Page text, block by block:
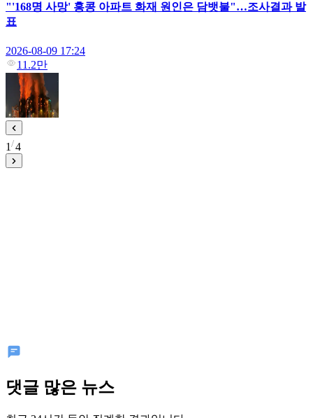
"'168명 사망' 홍콩 아파트 화재 원인은 담뱃불"…조사결과 발
표
2026-08-09 17:24
11.2만
1 4
댓글 많은 뉴스